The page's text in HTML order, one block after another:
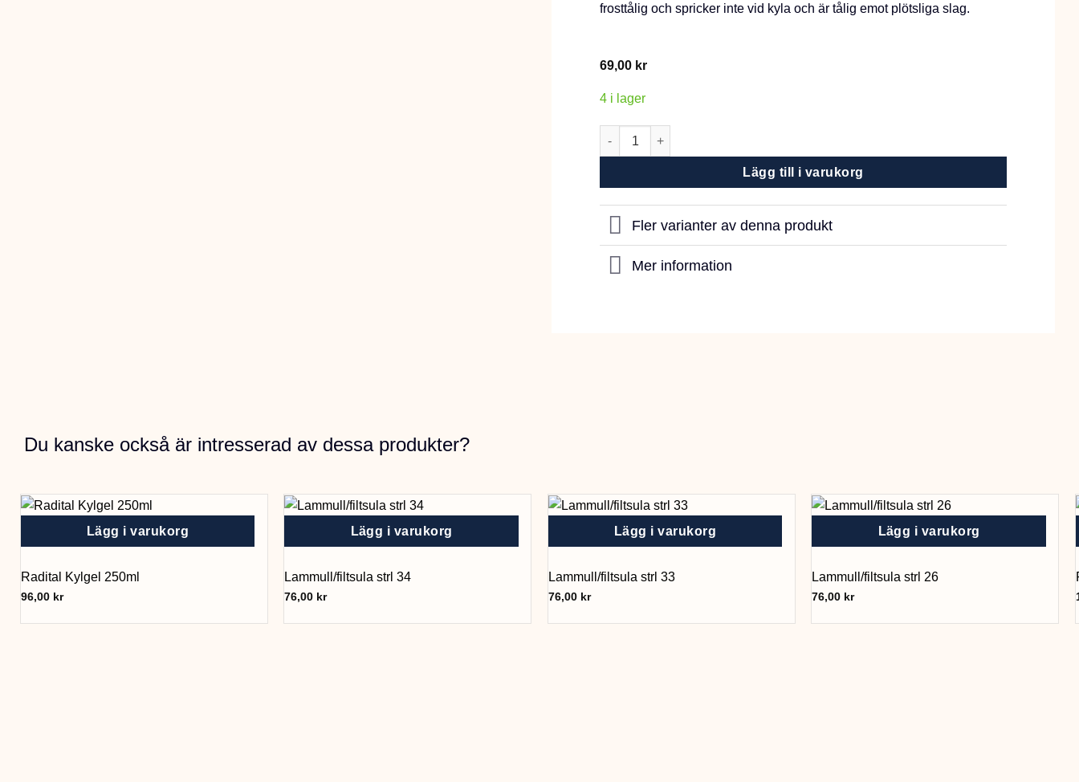
frosttålig och spricker inte vid kyla och är tålig emot plötsliga slag.
69,00 kr
4 i lager
Red Gorilla Låg 5L Svart mängd
Lägg till i varukorg
Fler varianter av denna produkt
Mer information
Du kanske också är intresserad av dessa produkter?
Lägg i varukorg
Radital Kylgel 250ml
96,00 kr
Lägg i varukorg
Lammull/filtsula strl 34
76,00 kr
Lägg i varukorg
Lammull/filtsula strl 33
76,00 kr
Lägg i varukorg
Lammull/filtsula strl 26
76,00 kr